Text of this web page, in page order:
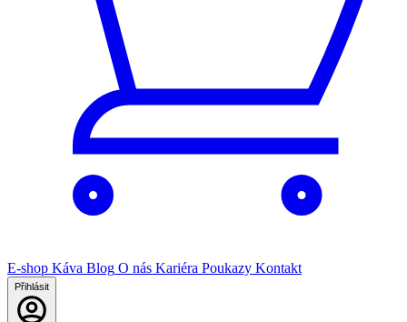
E-shop Káva Blog O nás Kariéra Poukazy Kontakt
Přihlásit